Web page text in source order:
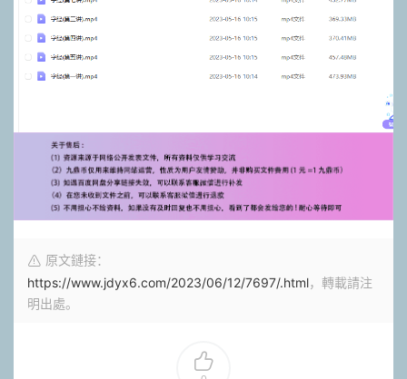
原文鏈接：
https://www.jdyx6.com/2023/06/12/7697/.html，轉載請注
明出處。